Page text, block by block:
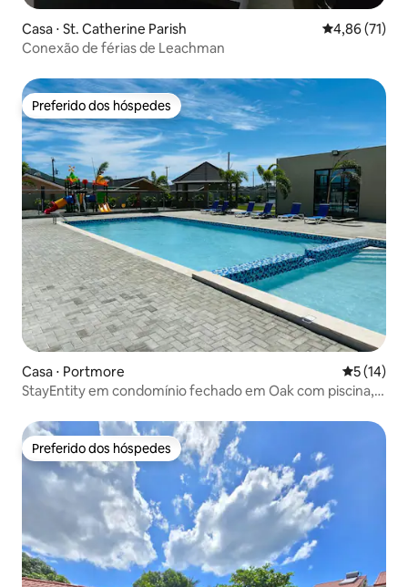
Casa ⋅ St. Catherine Parish 4,86 de uma
4,86 (71)
Conexão de férias de Leachman
Preferido dos hóspedes
Preferido dos hóspedes
Casa ⋅ Portmore 5 de uma
5 (14)
StayEntity em condomínio fechado em Oak com piscina,
Preferido dos hóspedes
Preferido dos hóspedes